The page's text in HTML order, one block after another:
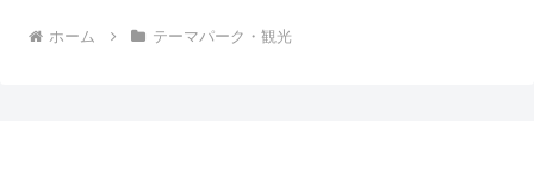
ホーム テーマパーク・観光